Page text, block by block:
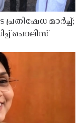
മാർച്ച്;
പൊലീസ്